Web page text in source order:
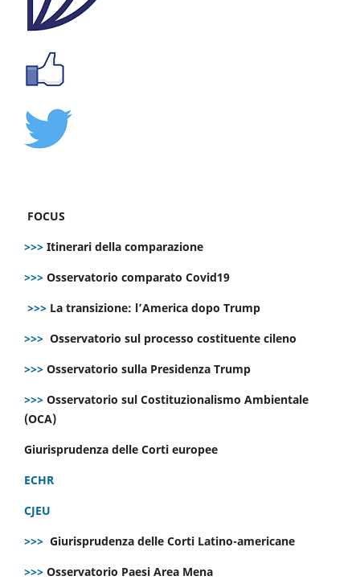
FOCUS
>>> Itinerari della comparazione
>>> Osservatorio comparato Covid19
>>> La transizione: l’America dopo Trump
>>> Osservatorio sul processo costituente cileno
>>> Osservatorio sulla Presidenza Trump
>>> Osservatorio sul Costituzionalismo Ambientale
(OCA)
Giurisprudenza delle Corti europee
ECHR
CJEU
>>> Giurisprudenza delle Corti Latino-americane
>>> Osservatorio Paesi Area Mena